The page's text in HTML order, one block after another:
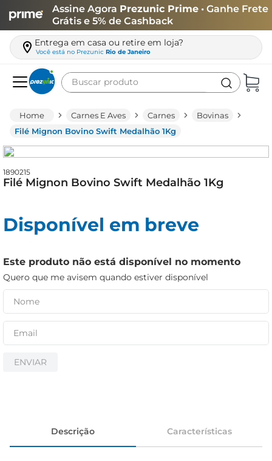
Assine Agora Prezunic Prime • Ganhe Frete
Grátis e 5% de Cashback
Entrega em casa ou retire em loja?
Você está no Prezunic Rio de Janeiro
Buscar produto
Carnes E Aves Carnes
Bovinas
Filé Mignon Bovino Swift Medalhão 1Kg
1890215
Filé Mignon Bovino Swift Medalhão 1Kg
Disponível em breve
Este produto não está disponível no momento
Quero que me avisem quando estiver disponível
ENVIAR
Descrição Características
leite
queijo
azeite
papel higiênico
cerveja